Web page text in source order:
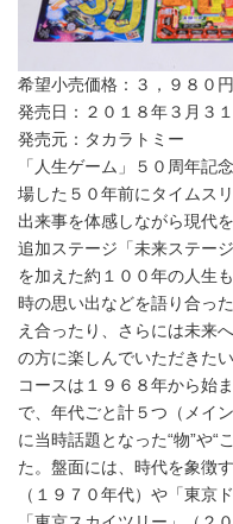
希望小売価格：３，９８０
発売日：２０１８年３月３１
発売元：タカラトミー
「人生ゲーム」５０周年記
場した５０年前にタイムス
出来事を体感しながら現代
追加ステージ「未来ステー
を加えた約１００年の人生
時の思い出などを語り合っ
え合ったり、さらには未来
の方に楽しんでいただきたい
コースは１９６８年から始
で、年代ごと計５つ（メイ
に当時話題となった“物”や“
た。盤面には、時代を象徴
（１９７０年代）や「東京